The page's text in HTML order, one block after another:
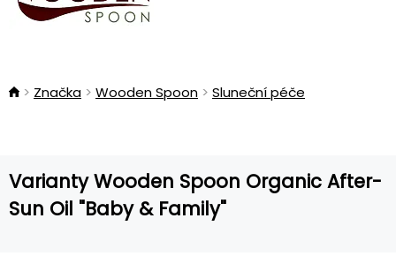
Značka Wooden Spoon Sluneční péče
Varianty Wooden Spoon Organic After-
Sun Oil "Baby & Family"